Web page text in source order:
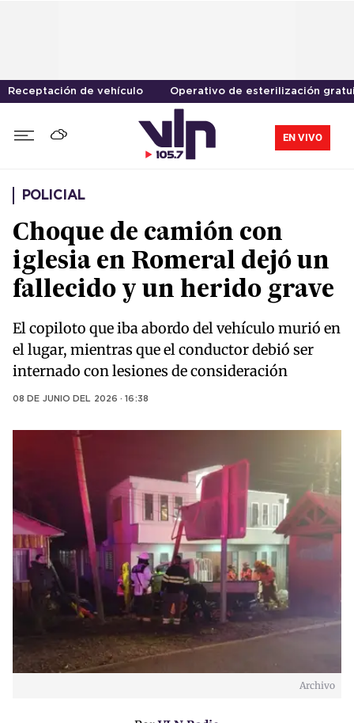
Receptación de vehículo Operativo de esterilización
EN VIVO
POLICIAL
Choque de camión con
iglesia en Romeral dejó un
fallecido y un herido grave
El copiloto que iba abordo del vehículo murió en
el lugar, mientras que el conductor debió ser
internado con lesiones de consideración
08 DE JUNIO DEL 2026 · 16:38
Archivo